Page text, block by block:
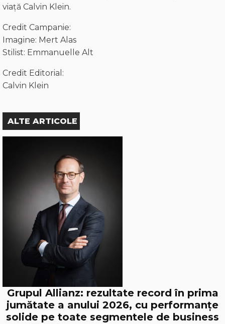
viață Calvin Klein.
Credit Campanie:
Imagine: Mert Alas
Stilist: Emmanuelle Alt
Credit Editorial:
Calvin Klein
ALTE ARTICOLE
Grupul Allianz: rezultate record în prima
jumătate a anului 2026, cu performanțe
solide pe toate segmentele de business